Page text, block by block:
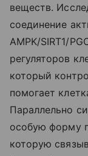
веществ.
соединение
AMPK/SIRT1/
регуляторов
который
помогает
Параллельно
особую форму
которую